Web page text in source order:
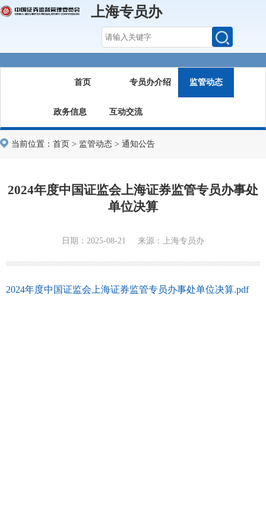
上海专员办
首页 专员办介绍 监管动态
政务信息 互动交流
当前位置： 首页 > 监管动态 > 通知公告
2024年度中国证监会上海证券监管专员办事处
单位决算
日期：2025-08-21 来源：上海专员办
2024年度中国证监会上海证券监管专员办事处单位决算.pdf